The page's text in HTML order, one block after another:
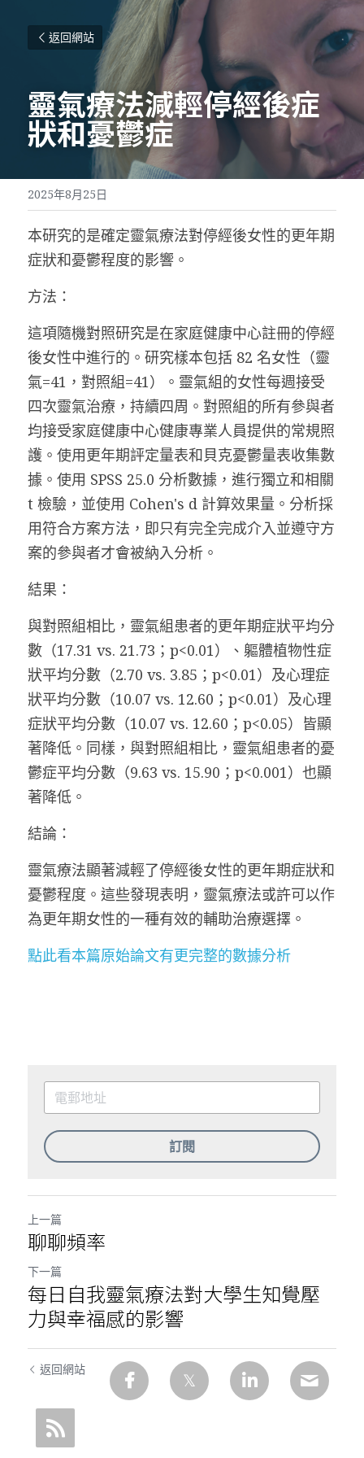
返回網站
靈氣療法減輕停經後症
狀和憂鬱症
2025年8月25日
本研究的是確定靈氣療法對停經後女性的更年期
症狀和憂鬱程度的影響。
方法：
這項隨機對照研究是在家庭健康中心註冊的停經
後女性中進行的。研究樣本包括 82 名女性（靈
氣=41，對照組=41）。靈氣組的女性每週接受
四次靈氣治療，持續四周。對照組的所有參與者
均接受家庭健康中心健康專業人員提供的常規照
護。使用更年期評定量表和貝克憂鬱量表收集數
據。使用 SPSS 25.0 分析數據，進行獨立和相關
t 檢驗，並使用 Cohen's d 計算效果量。分析採
用符合方案方法，即只有完全完成介入並遵守方
案的參與者才會被納入分析。
結果：
與對照組相比，靈氣組患者的更年期症狀平均分
數（17.31 vs. 21.73；p<0.01）、軀體植物性症
狀平均分數（2.70 vs. 3.85；p<0.01）及心理症
狀平均分數（10.07 vs. 12.60；p<0.01）及心理
症狀平均分數（10.07 vs. 12.60；p<0.05）皆顯
著降低。同樣，與對照組相比，靈氣組患者的憂
鬱症平均分數（9.63 vs. 15.90；p<0.001）也顯
著降低。
結論：
靈氣療法顯著減輕了停經後女性的更年期症狀和
憂鬱程度。這些發現表明，靈氣療法或許可以作
為更年期女性的一種有效的輔助治療選擇。
點此看本篇原始論文有更完整的數據分析
訂閱
上一篇
聊聊頻率
下一篇
每日自我靈氣療法對大學生知覺壓
力與幸福感的影響
返回網站